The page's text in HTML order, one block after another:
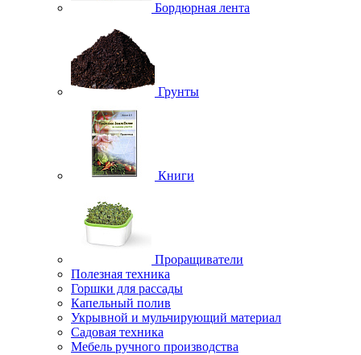
Бордюрная лента
Грунты
Книги
Проращиватели
Полезная техника
Горшки для рассады
Капельный полив
Укрывной и мульчирующий материал
Садовая техника
Мебель ручного производства